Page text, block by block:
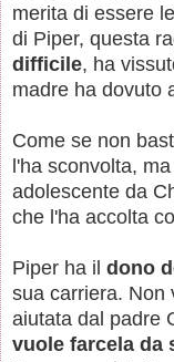
merita di essere
di Piper, questa
difficile, ha
madre ha dovuto
Come se non
l'ha sconvolta,
adolescente da
che l'ha accolta
Piper ha il dono
sua carriera. Non
aiutata dal padre
vuole farcela da